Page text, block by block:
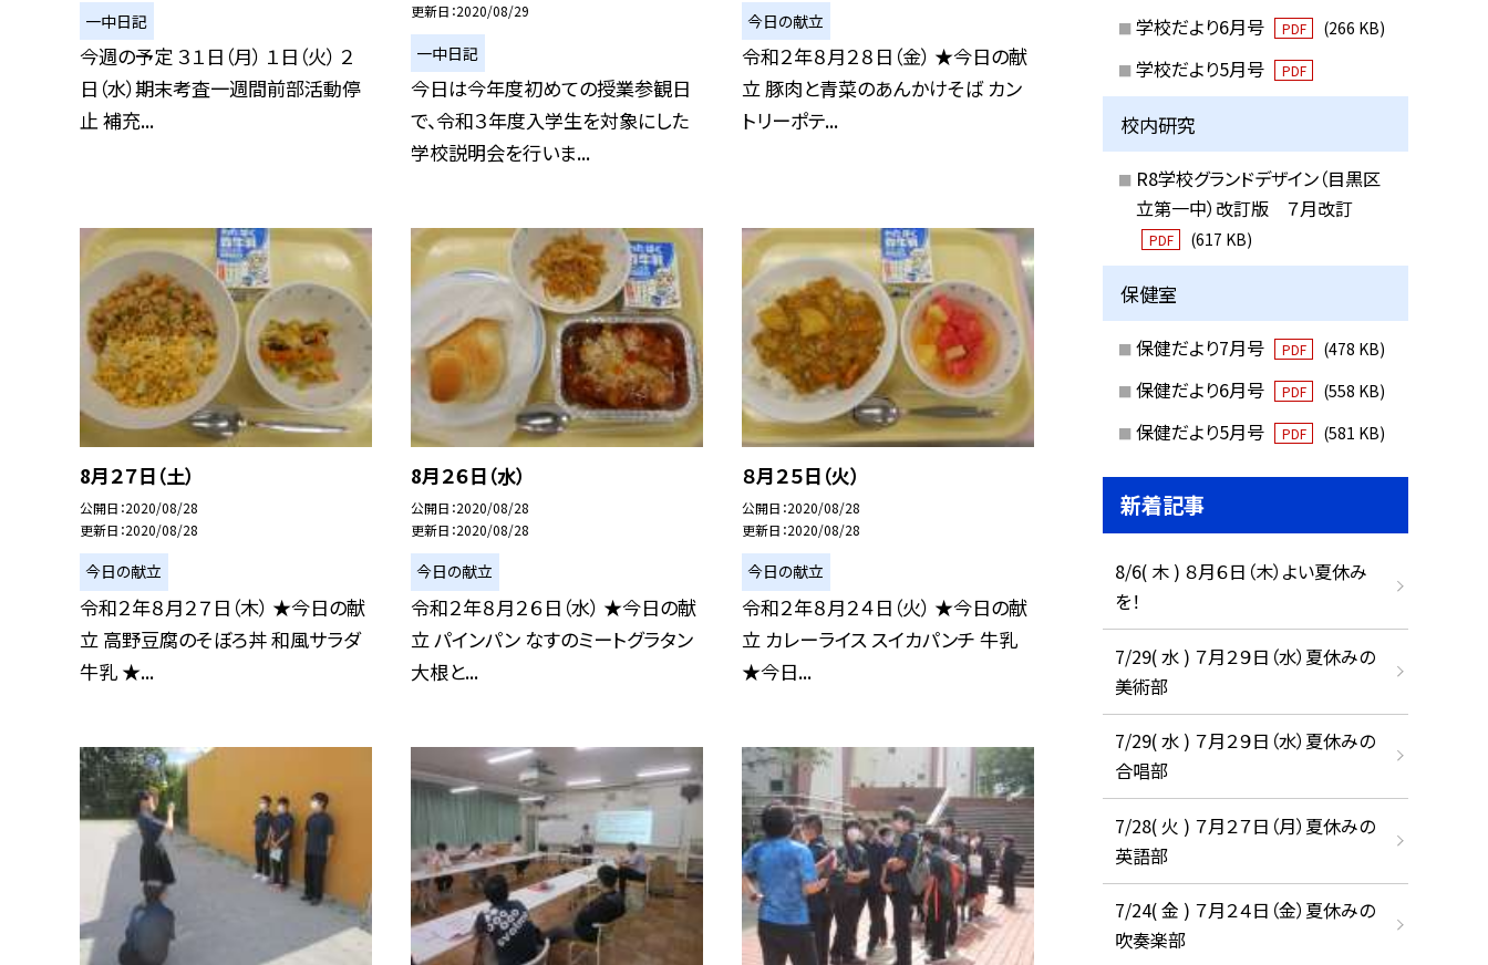
一中日記
今週の予定 ３１日（月） １日（火） ２
日（水）期末考査一週間前部活動停
止 補充...
更新日 2020/08/29
一中日記
今日は今年度初めての授業参観日
で、令和３年度入学生を対象にした
学校説明会を行いま...
今日の献立
令和２年８月２８日（金） ★今日の献
立 豚肉と青菜のあんかけそば カン
トリーポテ...
8月２７日（土）
公開日 2020/08/28
更新日 2020/08/28
今日の献立
令和２年８月２７日（木） ★今日の献
立 高野豆腐のそぼろ丼 和風サラダ
牛乳 ★...
8月２６日（水）
公開日 2020/08/28
更新日 2020/08/28
今日の献立
令和２年８月２６日（水） ★今日の献
立 パインパン なすのミートグラタン
大根と...
８月２５日（火）
公開日 2020/08/28
更新日 2020/08/28
今日の献立
令和２年８月２４日（火） ★今日の献
立 カレーライス スイカパンチ 牛乳
★今日...
学校だより6月号 PDF (266 KB)
学校だより5月号 PDF
校内研究
R8学校グランドデザイン（目黒区
立第一中）改訂版 ７月改訂
PDF (617 KB)
保健室
保健だより7月号 PDF (478 KB)
保健だより6月号 PDF (558 KB)
保健だより5月号 PDF (581 KB)
新着記事
8/6( 木 ) ８月６日（木）よい夏休み
を！
7/29( 水 ) ７月２９日（水）夏休みの
美術部
7/29( 水 ) ７月２９日（水）夏休みの
合唱部
7/28( 火 ) ７月２７日（月）夏休みの
英語部
7/24( 金 ) ７月２４日（金）夏休みの
吹奏楽部